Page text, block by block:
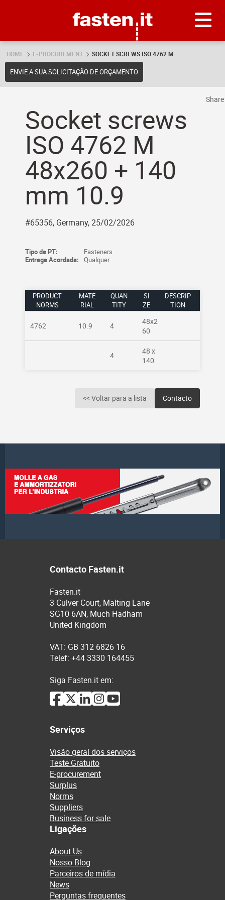
HOME E-PROCUREMENT SOCKET SCREWS ISO 4762 M...
ENVIE A SUA SOLICITAÇÃO DE ORÇAMENTO
Socket screws
ISO 4762 M
48x260 + 140
mm 10.9
#65356, Germany, 25/02/2026
Tipo de PT:
Fasteners
Entrega Acordada:
Qualquer
PRODUCT
NORMS
MATE
RIAL
QUAN
TITY
SI
ZE
DESCRIP
TION
4762 10.9 4
48x2
60
4
48 x
140
<< Voltar para a lista Contacto
Share
Contacto Fasten.it
Fasten.it
3 Culver Court, Malting Lane
SG10 6AN, Much Hadham
United Kingdom
VAT: GB 312 6826 16
Telef: +44 3330 164455
Siga Fasten.it em:
Serviços
Visão geral dos serviços
Teste Gratuito
E-procurement
Surplus
Norms
Suppliers
Business for sale
Ligações
About Us
Nosso Blog
Parceiros de mídia
News
Perguntas frequentes